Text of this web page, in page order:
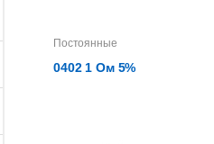
Постоянные
0402 1 Ом 5%